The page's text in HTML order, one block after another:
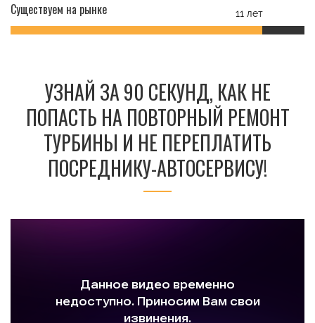
Существуем на рынке 11 лет
УЗНАЙ ЗА 90 СЕКУНД, КАК НЕ
ПОПАСТЬ НА ПОВТОРНЫЙ РЕМОНТ
ТУРБИНЫ И НЕ ПЕРЕПЛАТИТЬ
ПОСРЕДНИКУ-АВТОСЕРВИСУ!